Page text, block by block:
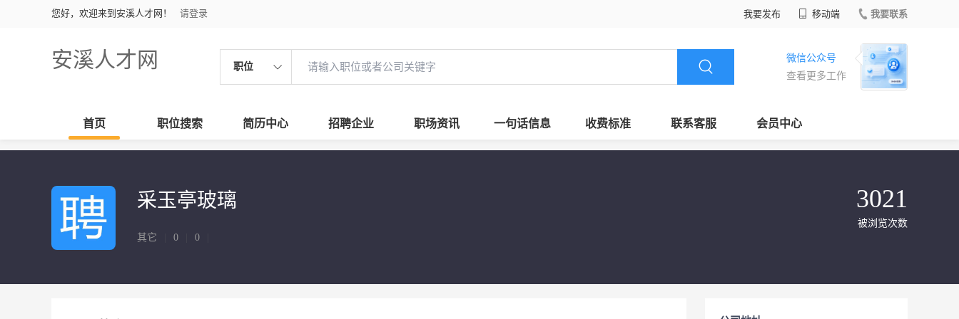
您好，欢迎来到安溪人才网！ 请登录 我要发布 移动端 我要联系
安溪人才网 职位
微信公众号
查看更多工作
首页 职位搜索 简历中心 招聘企业 职场资讯 一句话信息 收费标准 联系客服 会员中心
采玉亭玻璃
其它 0 0
3021
被浏览次数